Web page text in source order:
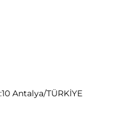
Antalya/TÜRKİYE